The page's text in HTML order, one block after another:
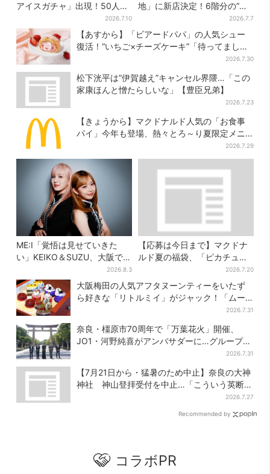
アイスガチャ」出現！50人以
上が列…初日は即終了、残る
開催日は？
2026.7.10
地」に新店決定！6階分の“巨
大テナント”に8月7日オープン
2026.7.7
【あすから】「ビアードパパ」の人気シュー
復活！“いちご×チーズケーキ”「待ってまし
2026.7.30
松下洸平は“伊賀越え”キャンセル界隈…「この
家康ほんと憎たらしいな」【豊臣兄弟】
2026.7.23
【きょうから】マクドナルド人気の「お食事
パイ」今年も登場、熱々とろ～り夏限定メニ
2026.7.29
ME:I「覚悟は見せていきた
い」KEIKO＆SUZU、大阪で語
る…“日プ女子”からの3年間
と、7人で目指す夢
2026.8.3
【応募は今日まで】マクドナ
ルド夏の福袋、「ピカチュウ
のポテトタイマー」などグッ
ズ3品＆商品券付きで3900円
2026.7.20
大阪梅田の人気アフタヌーンティーをいたず
ら好きな「リトルミイ」がジャック！「ムー
2026.7.31
奈良・橿原市70周年で「万葉花火」開催、
JO1・河野純喜がアンバサダーに…グループ楽
2026.7.31
【7月21日から・猛暑のため中止】奈良の大神
神社 神山登拝受付を中止…「こういう英断は
2026.7.27
Recommended by
コラボPR